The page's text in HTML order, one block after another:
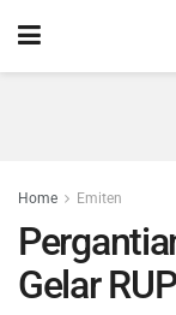
Home Emiten
Gelar